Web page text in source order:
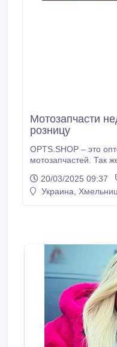
Мотозапчасти
розницу
OPTS.SHOP – этo
мотозапчастей. Так
крупнооптовым
на мототехнику: скутера, мопеды,
20/03/2025 09:37
Украина,